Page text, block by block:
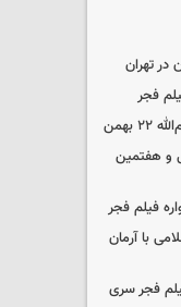
تهران
فجر
و هفتمین
فیلم فجر
با آرمان
فجر سری